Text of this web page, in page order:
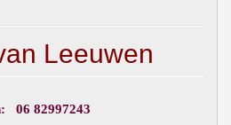
Leeuwen
06 82997243